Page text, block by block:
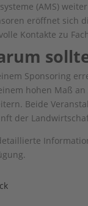
(AMS)
eröffnet sich
Kontakte zu
Sponsoring
hohen Maß
Beide
der